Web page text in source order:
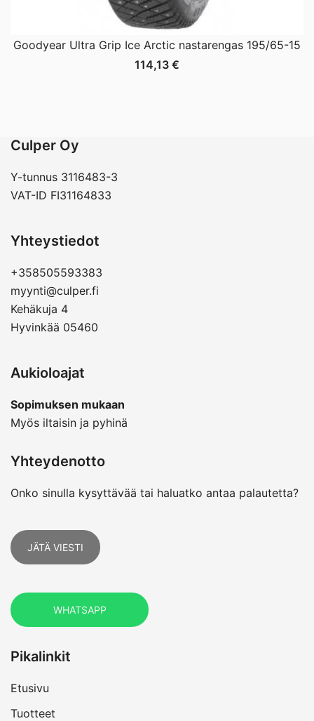
Goodyear Ultra Grip Ice Arctic nastarengas 195/65-15
114,13 €
Culper Oy
Y-tunnus 3116483-3
VAT-ID FI31164833
Yhteystiedot
+358505593383
myynti@culper.fi
Kehäkuja 4
Hyvinkää 05460
Aukioloajat
Sopimuksen mukaan
Myös iltaisin ja pyhinä
Yhteydenotto
Onko sinulla kysyttävää tai haluatko antaa palautetta?
JÄTÄ VIESTI
WHATSAPP
Pikalinkit
Etusivu
Tuotteet